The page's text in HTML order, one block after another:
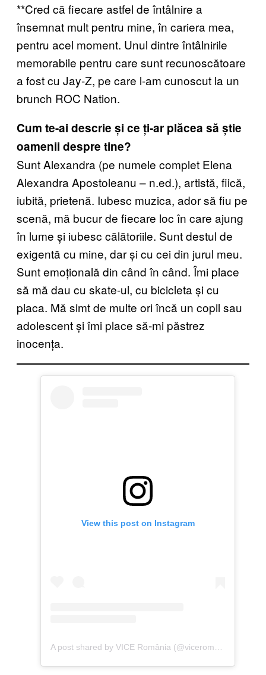
**Cred că fiecare astfel de întâlnire a
însemnat mult pentru mine, în cariera mea,
pentru acel moment. Unul dintre întâlnirile
memorabile pentru care sunt recunoscătoare
a fost cu Jay-Z, pe care l-am cunoscut la un
brunch ROC Nation.
Cum te-ai descrie și ce ți-ar plăcea să știe
oamenii despre tine?
Sunt Alexandra (pe numele complet Elena
Alexandra Apostoleanu – n.ed.), artistă, fiică,
iubită, prietenă. Iubesc muzica, ador să fiu pe
scenă, mă bucur de fiecare loc în care ajung
în lume și iubesc călătoriile. Sunt destul de
exigentă cu mine, dar și cu cei din jurul meu.
Sunt emoțională din când în când. Îmi place
să mă dau cu skate-ul, cu bicicleta și cu
placa. Mă simt de multe ori încă un copil sau
adolescent și îmi place să-mi păstrez
inocența.
View this post on Instagram